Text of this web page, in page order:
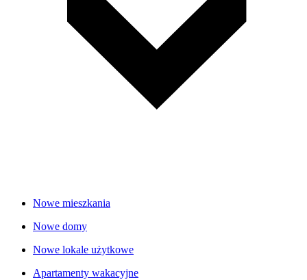
Nowe mieszkania
Nowe domy
Nowe lokale użytkowe
Apartamenty wakacyjne